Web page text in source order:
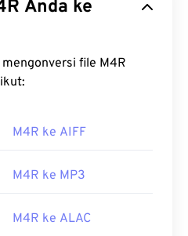
00
00
00
00
file M4R
M4R ke AIFF
M4R ke MP3
M4R ke ALAC